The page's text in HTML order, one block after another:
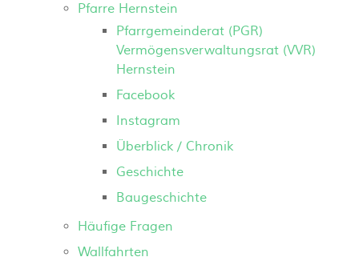
Pfarre Hernstein
Pfarrgemeinderat (PGR)
Vermögensverwaltungsrat (VVR)
Hernstein
Facebook
Instagram
Überblick / Chronik
Geschichte
Baugeschichte
Häufige Fragen
Wallfahrten